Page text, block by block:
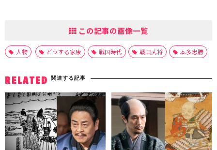
この記事の画像一覧
人物 どうする家康 戦国時代 戦国武将 本多忠勝
RELATED 関連する記事